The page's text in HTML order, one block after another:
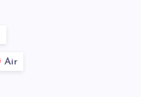
Air